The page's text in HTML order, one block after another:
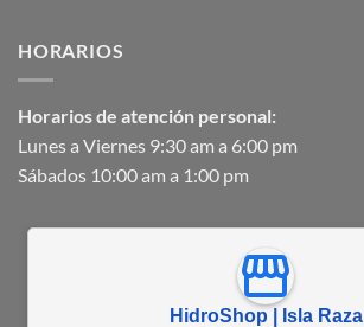
HORARIOS
Horarios de atención personal:
Lunes a Viernes 9:30 am a 6:00 pm
Sábados 10:00 am a 1:00 pm
HidroShop | Isla Raza